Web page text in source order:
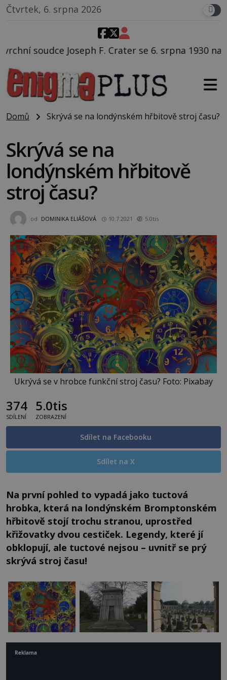
Čtvrtek, 6. srpna 2026
Crater se 6. srpna 1930 navečeří ve své
Domů Skrývá se na londýnském hřbitově stroj času?
Skrývá se na
londýnském hřbitově
stroj času?
od DOMINIKA ELIÁŠOVÁ 10.7.2021 5.0tis
Ukrývá se v hrobce funkční stroj času? Foto: Pixabay
374
SDÍLENÍ
5.0tis
ZOBRAZENÍ
Sdílet na Facebooku
Sdílet na X
Na první pohled to vypadá jako tuctová
hrobka, která na londýnském Bromptonském
hřbitově stojí trochu stranou, uprostřed
křižovatky dvou cestiček. Legendy, které jí
obklopují, ale tuctové nejsou – uvnitř se prý
skrývá stroj času!
Reklama